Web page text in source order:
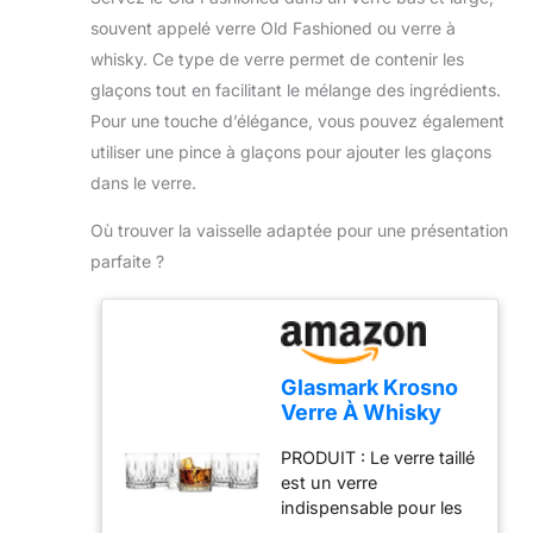
presque profonds, les
grandes carafes, les
carafes plus grandes,
les shakers à cocktail et
les grands verres à
cocktail. 【Facile à
long manche, légère
vaisselle. Idéal pour les
grands verres à
cocktail, mélange dans
de grands shakers.
【Occasions
cuillère de bar brillante
est un must pour la
maison, le bar, la fête, le
le da un aspecto
elegante. ◆Cucharas
para mezclar cócteles
Nuestras cucharas para
mezclar de acero
para revolver cócteles
diferentes alturas y
puede llegar fácilmente
al fondo de vasos
mixtos, cocteleras,
de vidrio. Al mismo
tiempo, hay suficientes
manijas expuestas para
souvent appelé verre Old Fashioned ou verre à
whisky. Ce type de verre permet de contenir les
glaçons tout en facilitant le mélange des ingrédients.
Pour une touche d’élégance, vous pouvez également
utiliser une pince à glaçons pour ajouter les glaçons
dans le verre.
Où trouver la vaisselle adaptée pour une présentation
parfaite ?
Glasmark Krosno
Verre À Whisky
Whisky 6X280Ml
Verre Rhum
Accessoires Pour
PRODUIT : Le verre taillé
est un verre
indispensable pour les